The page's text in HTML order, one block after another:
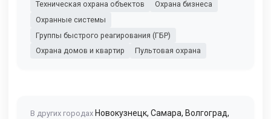
Техническая охрана объектов
Охрана бизнеса
Охранные системы
Группы быстрого реагирования (ГБР)
Охрана домов и квартир
Пультовая охрана
В других городах Новокузнецк, Самара, Волгоград,